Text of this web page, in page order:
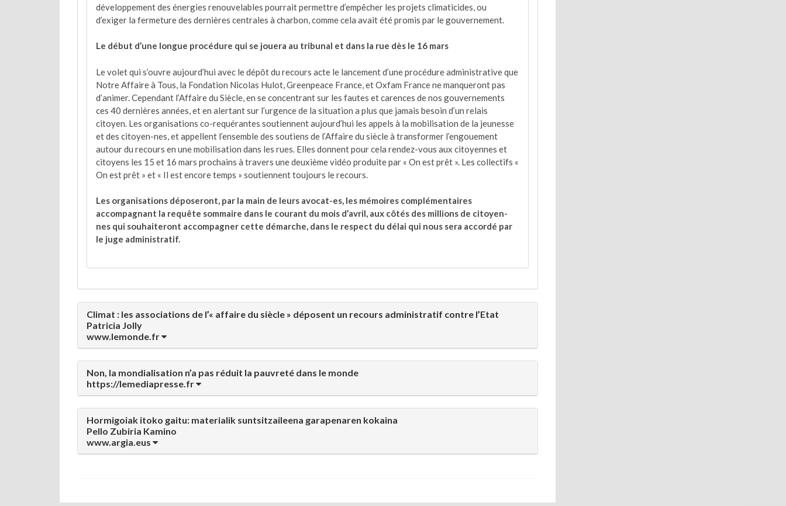
développement des énergies renouvelables pourrait permettre d’empêcher les projets climaticides, ou
d’exiger la fermeture des dernières centrales à charbon, comme cela avait été promis par le gouvernement.
Le début d’une longue procédure qui se jouera au tribunal et dans la rue dès le 16 mars
Le volet qui s’ouvre aujourd’hui avec le dépôt du recours acte le lancement d’une procédure administrative que
Notre Affaire à Tous, la Fondation Nicolas Hulot, Greenpeace France, et Oxfam France ne manqueront pas
d’animer. Cependant l’Affaire du Siècle, en se concentrant sur les fautes et carences de nos gouvernements
ces 40 dernières années, et en alertant sur l’urgence de la situation a plus que jamais besoin d’un relais
citoyen. Les organisations co-requérantes soutiennent aujourd’hui les appels à la mobilisation de la jeunesse
et des citoyen-nes, et appellent l’ensemble des soutiens de l’Affaire du siècle à transformer l’engouement
autour du recours en une mobilisation dans les rues. Elles donnent pour cela rendez-vous aux citoyennes et
citoyens les 15 et 16 mars prochains à travers une deuxième vidéo produite par « On est prêt ». Les collectifs «
On est prêt » et « Il est encore temps » soutiennent toujours le recours.
Les organisations déposeront, par la main de leurs avocat-es, les mémoires complémentaires
accompagnant la requête sommaire dans le courant du mois d’avril, aux côtés des millions de citoyen-
nes qui souhaiteront accompagner cette démarche, dans le respect du délai qui nous sera accordé par
le juge administratif.
Climat : les associations de l’« affaire du siècle » déposent un recours administratif contre l’Etat
Patricia Jolly
www.lemonde.fr
Non, la mondialisation n’a pas réduit la pauvreté dans le monde
https://lemediapresse.fr
Hormigoiak itoko gaitu: materialik suntsitzaileena garapenaren kokaina
Pello Zubiria Kamino
www.argia.eus